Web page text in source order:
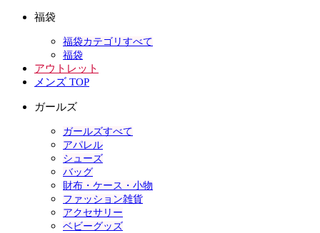
福袋
福袋カテゴリすべて
福袋
アウトレット
メンズ TOP
ガールズ
ガールズすべて
アパレル
シューズ
バッグ
財布・ケース・小物
ファッション雑貨
アクセサリー
ベビーグッズ